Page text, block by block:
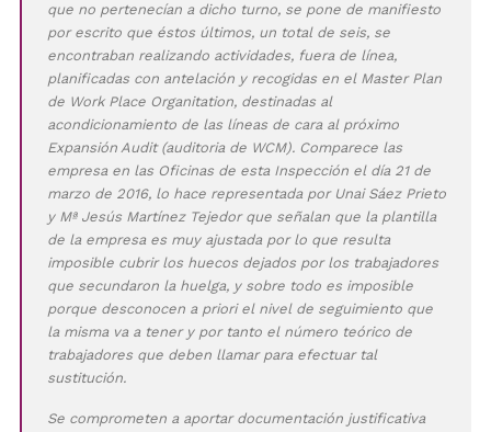
que no pertenecían a dicho turno, se pone de manifiesto
por escrito que éstos últimos, un total de seis, se
encontraban realizando actividades, fuera de línea,
planificadas con antelación y recogidas en el Master Plan
de Work Place Organitation, destinadas al
acondicionamiento de las líneas de cara al próximo
Expansión Audit (auditoria de WCM). Comparece las
empresa en las Oficinas de esta Inspección el día 21 de
marzo de 2016, lo hace representada por Unai Sáez Prieto
y Mª Jesús Martínez Tejedor que señalan que la plantilla
de la empresa es muy ajustada por lo que resulta
imposible cubrir los huecos dejados por los trabajadores
que secundaron la huelga, y sobre todo es imposible
porque desconocen a priori el nivel de seguimiento que
la misma va a tener y por tanto el número teórico de
trabajadores que deben llamar para efectuar tal
sustitución.
Se comprometen a aportar documentación justificativa